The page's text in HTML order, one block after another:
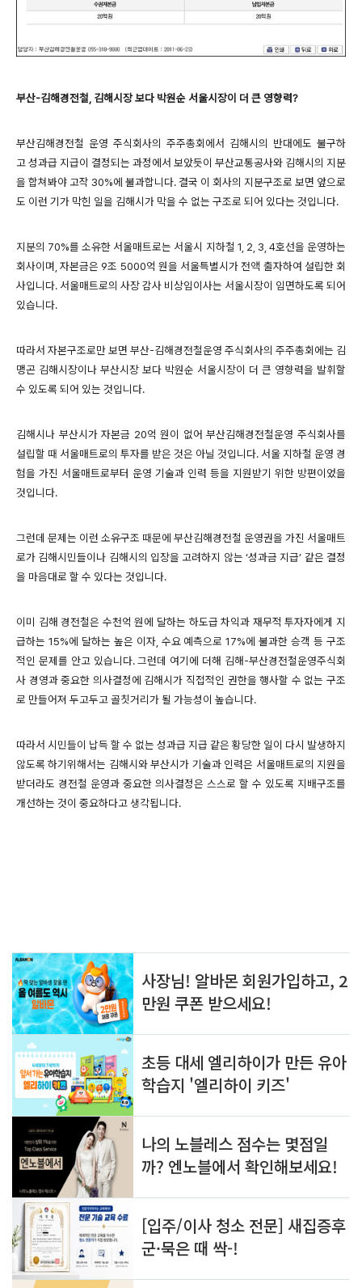
부산-김해경전철, 김해시장 보다 박원순 서울시장이 더 큰 영향력?
부산김해경전철 운영 주식회사의 주주총회에서 김해시의 반대에도 불구하
고 성과급 지급이 결정되는 과정에서 보았듯이 부산교통공사와 김해시의 지분
을 합쳐봐야 고작 30%에 불과합니다. 결국 이 회사의 지분구조로 보면 앞으로
도 이런 기가 막힌 일을 김해시가 막을 수 없는 구조로 되어 있다는 것입니다.
지분의 70%를 소유한 서울매트로는 서울시 지하철 1, 2, 3, 4호선을 운영하는
회사이며, 자본금은 9조 5000억 원을 서울특별시가 전액 출자하여 설립한 회
사입니다. 서울매트로의 사장 감사 비상임이사는 서울시장이 임면하도록 되어
있습니다.
따라서 자본구조로만 보면 부산-김해경전철운영 주식회사의 주주총회에는 김
맹곤 김해시장이나 부산시장 보다 박원순 서울시장이 더 큰 영향력을 발휘할
수 있도록 되어 있는 것입니다.
김해시나 부산시가 자본금 20억 원이 없어 부산김해경전철운영 주식회사를
설립할 때 서울매트로의 투자를 받은 것은 아닐 것입니다. 서울 지하철 운영 경
험을 가진 서울매트로부터 운영 기술과 인력 등을 지원받기 위한 방편이었을
것입니다.
그런데 문제는 이런 소유구조 때문에 부산김해경전철 운영권을 가진 서울매트
로가 김해시민들이나 김해시의 입장을 고려하지 않는 ‘성과금 지급’ 같은 결정
을 마음대로 할 수 있다는 것입니다.
이미 김해 경전철은 수천억 원에 달하는 하도급 차익과 재무적 투자자에게 지
급하는 15%에 달하는 높은 이자, 수요 예측으로 17%에 불과한 승객 등 구조
적인 문제를 안고 있습니다. 그런데 여기에 더해 김해-부산경전철운영주식회
사 경영과 중요한 의사결정에 김해시가 직접적인 권한을 행사할 수 없는 구조
로 만들어져 두고두고 골칫거리가 될 가능성이 높습니다.
따라서 시민들이 납득 할 수 없는 성과급 지급 같은 황당한 일이 다시 발생하지
않도록 하기위해서는 김해시와 부산시가 기술과 인력은 서울매트로의 지원을
받더라도 경전철 운영과 중요한 의사결정은 스스로 할 수 있도록 지배구조를
개선하는 것이 중요하다고 생각됩니다.